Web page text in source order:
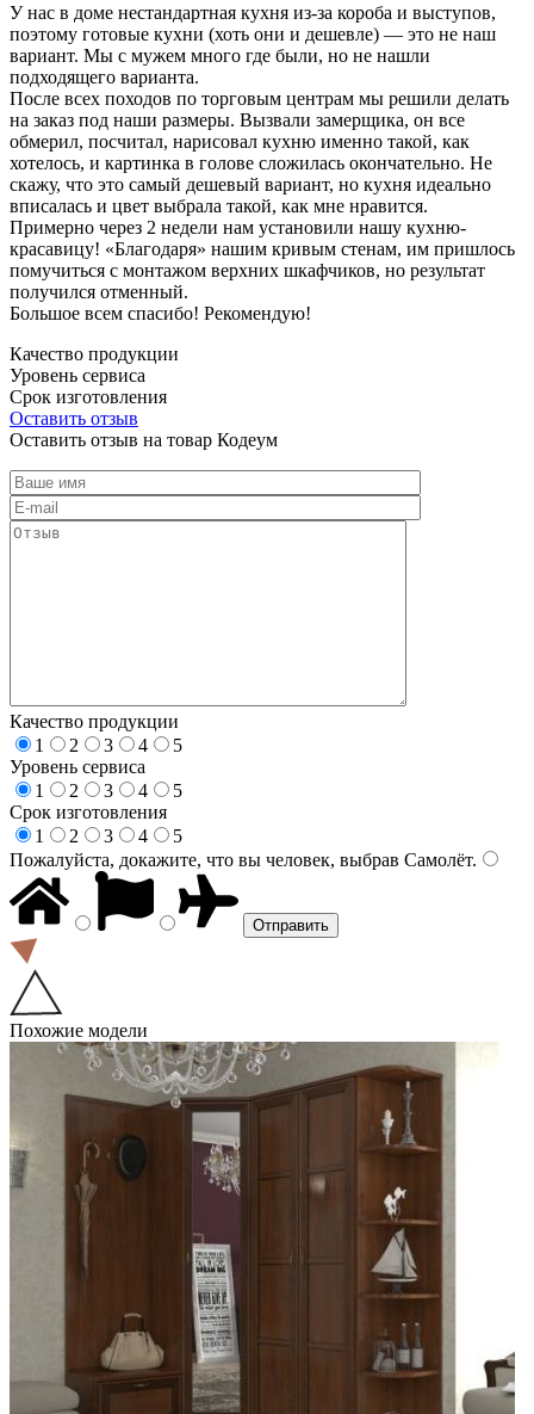
У нас в доме нестандартная кухня из-за короба и выступов,
поэтому готовые кухни (хоть они и дешевле) — это не наш
вариант. Мы с мужем много где были, но не нашли
подходящего варианта.
После всех походов по торговым центрам мы решили делать
на заказ под наши размеры. Вызвали замерщика, он все
обмерил, посчитал, нарисовал кухню именно такой, как
хотелось, и картинка в голове сложилась окончательно. Не
скажу, что это самый дешевый вариант, но кухня идеально
вписалась и цвет выбрала такой, как мне нравится.
Примерно через 2 недели нам установили нашу кухню-
красавицу! «Благодаря» нашим кривым стенам, им пришлось
помучиться с монтажом верхних шкафчиков, но результат
получился отменный.
Большое всем спасибо! Рекомендую!
Качество продукции
Уровень сервиса
Срок изготовления
Оставить отзыв
Оставить отзыв на товар Кодеум
Качество продукции
1
2 3 4
5
Уровень сервиса
1
2 3 4
5
Срок изготовления
1
2 3 4
5
Пожалуйста, докажите, что вы человек, выбрав Самолёт.
Похожие модели